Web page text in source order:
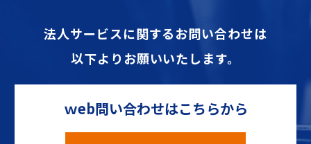
法人サービスに関するお問い合わせは
以下よりお願いいたします。
ｗeb問い合わせはこちらから